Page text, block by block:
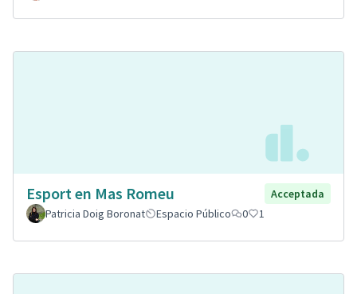
Esport en Mas Romeu
Acceptada
Patricia Doig Boronat
Espacio Público 0 1